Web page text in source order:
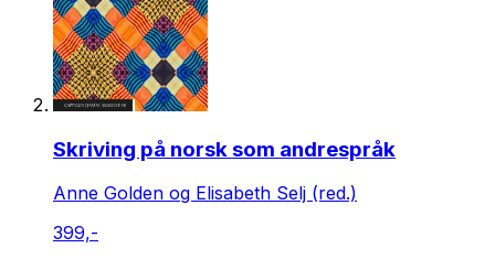
Skriving på norsk som andrespråk
Anne Golden og Elisabeth Selj (red.)
399,-